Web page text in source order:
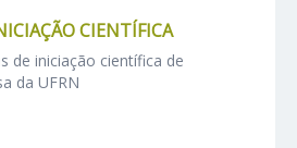
CIENTÍFICA
de iniciação científica de
da UFRN